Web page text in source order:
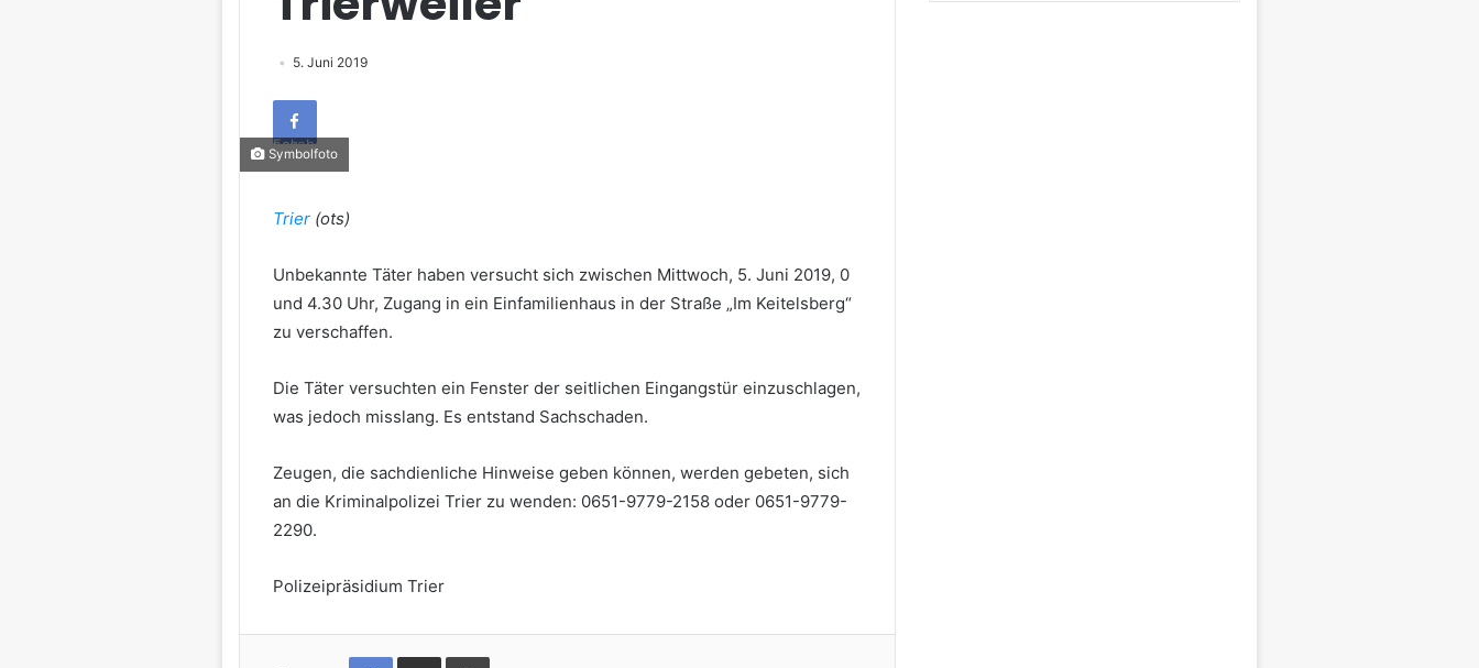
5. Juni 2019
Facebook
Symbolfoto
Trier(ots)
Unbekannte Täter haben versucht sich zwischen Mittwoch, 5. Juni 2019, 0
und 4.30 Uhr, Zugang in ein Einfamilienhaus in der Straße „Im Keitelsberg“
zu verschaffen.
Die Täter versuchten ein Fenster der seitlichen Eingangstür einzuschlagen,
was jedoch misslang. Es entstand Sachschaden.
Zeugen, die sachdienliche Hinweise geben können, werden gebeten, sich
an die Kriminalpolizei Trier zu wenden: 0651-9779-2158 oder 0651-9779-
2290.
Polizeipräsidium Trier